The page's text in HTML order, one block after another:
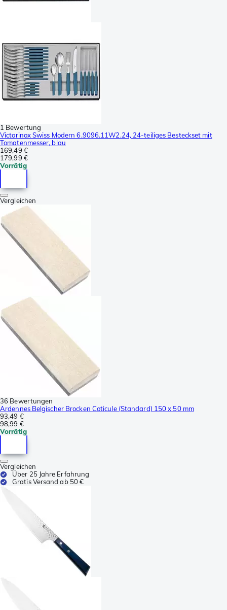
1 Bewertung
Victorinox Swiss Modern 6.9096.11W2.24, 24-teiliges Besteckset mit
Tomatenmesser, blau
169,49 €
179,99 €
Vorrätig
Vergleichen
36 Bewertungen
Ardennes Belgischer Brocken Coticule (Standard) 150 x 50 mm
93,49 €
98,99 €
Vorrätig
Vergleichen
Über 25 Jahre Erfahrung
Gratis Versand ab 50 €